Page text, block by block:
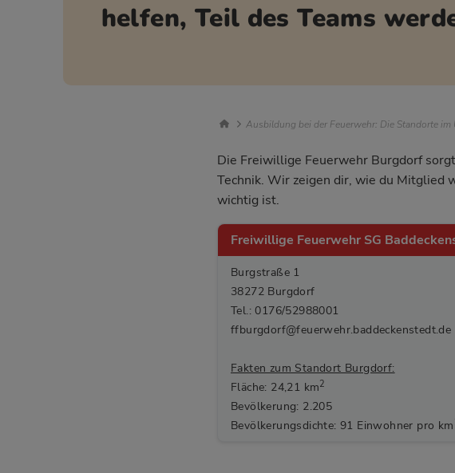
helfen, Teil des Teams
Breadcrumb Navigation
Ausbildung bei der Feuerwehr: Die Standorte im
Die Freiwillige Feuerwehr Burgdorf
Technik. Wir zeigen dir, wie du Mitglied
wichtig ist.
Freiwillige Feuerwehr SG
Burgstraße 1
38272 Burgdorf
Tel.: 0176/52988001
ffburgdorf@feuerwehr.baddeckenstedt.de
Fakten zum Standort Burgdorf:
Fläche: 24,21 km2
Bevölkerung: 2.205
Bevölkerungsdichte: 91 Einwohner pro km